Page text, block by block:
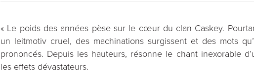
« Le poids des années pèse sur le cœur du clan ­Caskey.
un leitmotiv cruel, des machinations surgissent et des mots
prononcés. Depuis les hauteurs, résonne le chant inexorable
les effets dévastateurs.